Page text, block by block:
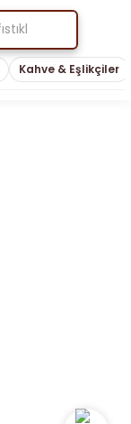
Kahve & Eşlikçiler